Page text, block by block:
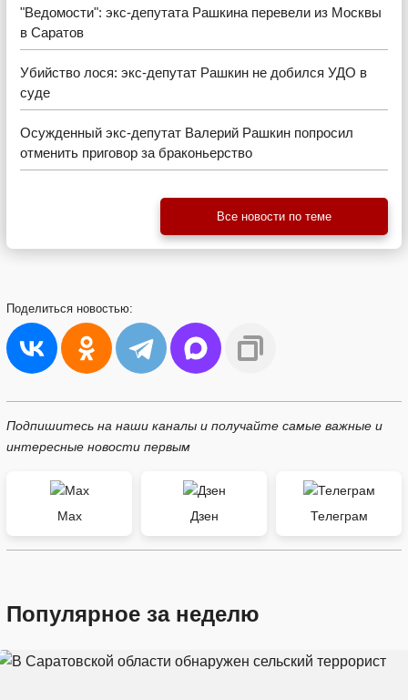
"Ведомости": экс-депутата Рашкина перевели из Москвы
в Саратов
Убийство лося: экс-депутат Рашкин не добился УДО в
суде
Осужденный экс-депутат Валерий Рашкин попросил
отменить приговор за браконьерство
Все новости по теме
Поделиться новостью:
Подпишитесь на наши каналы и получайте самые важные и
интересные новости первым
Max Дзен Телеграм
Популярное за неделю